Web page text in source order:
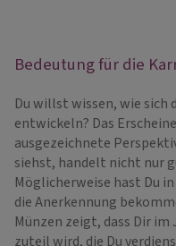
Bedeutung für die
Du willst wissen, wie sich
entwickeln? Das
ausgezeichnete
siehst, handelt nicht nur
Möglicherweise hast Du
die Anerkennung
Münzen zeigt, dass Dir
zuteil wird, die Du